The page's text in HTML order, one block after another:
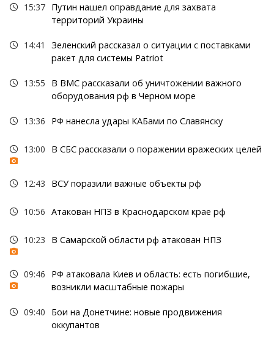
15:37 Путин нашел оправдание для захвата
территорий Украины
14:41
Зеленский рассказал о ситуации с поставками
ракет для системы Patriot
13:55
В ВМС рассказали об уничтожении важного
оборудования рф в Черном море
13:36 РФ нанесла удары КАБами по Славянску
13:00 В СБС рассказали о поражении вражеских целей
12:43 ВСУ поразили важные объекты рф
10:56 Атакован НПЗ в Краснодарском крае рф
10:23 В Самарской области рф атакован НПЗ
09:46
РФ атаковала Киев и область: есть погибшие,
возникли масштабные пожары
09:40
Бои на Донетчине: новые продвижения
оккупантов